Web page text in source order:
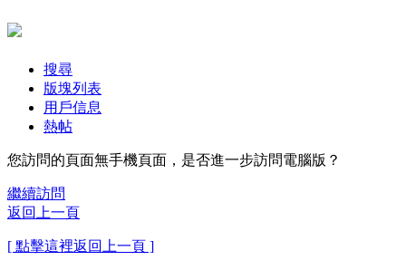
搜尋
版塊列表
用戶信息
熱帖
您訪問的頁面無手機頁面，是否進一步訪問電腦版？
繼續訪問
返回上一頁
[ 點擊這裡返回上一頁 ]